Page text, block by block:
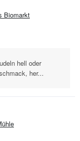
Biomarkt
hell oder
her...